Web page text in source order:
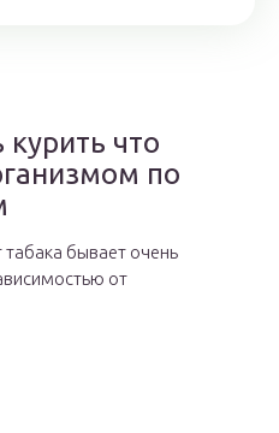
что
по
бывает очень
от